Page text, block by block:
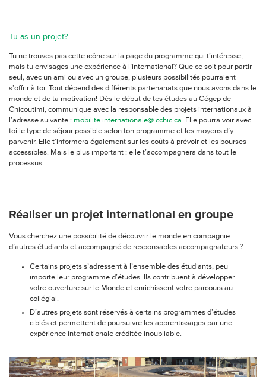
Tu as un projet?
Tu ne trouves pas cette icône sur la page du programme qui t’intéresse,
mais tu envisages une expérience à l’international? Que ce soit pour partir
seul, avec un ami ou avec un groupe, plusieurs possibilités pourraient
s’offrir à toi. Tout dépend des différents partenariats que nous avons dans le
monde et de ta motivation! Dès le début de tes études au Cégep de
Chicoutimi, communique avec la responsable des projets internationaux à
l’adresse suivante : mobilite.internationale@ cchic.ca. Elle pourra voir avec
toi le type de séjour possible selon ton programme et les moyens d’y
parvenir. Elle t’informera également sur les coûts à prévoir et les bourses
accessibles. Mais le plus important : elle t’accompagnera dans tout le
processus.
Réaliser un projet international en groupe
Vous cherchez une possibilité de découvrir le monde en compagnie
d’autres étudiants et accompagné de responsables accompagnateurs ?
Certains projets s’adressent à l’ensemble des étudiants, peu
importe leur programme d’études. Ils contribuent à développer
votre ouverture sur le Monde et enrichissent votre parcours au
collégial.
D’autres projets sont réservés à certains programmes d’études
ciblés et permettent de poursuivre les apprentissages par une
expérience internationale créditée inoubliable.